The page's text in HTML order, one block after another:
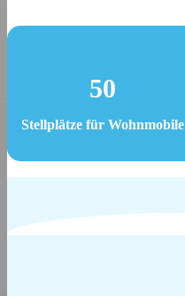
50
Stellplätze für Wohnmobile